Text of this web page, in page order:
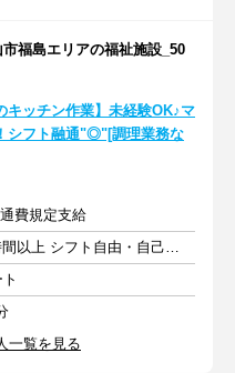
福島エリアの福祉施設_50
キッチン作業】未経験OK♪マ
シフト融通"◎"[調理業務な
費規定支給
週3日以上 1日4時間以上 シフト自由・自己申告
一覧を見る